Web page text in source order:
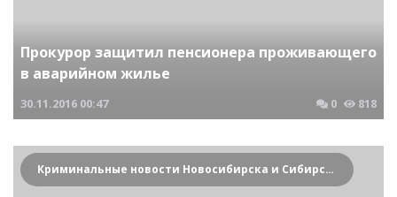
Прокурор защитил пенсионера проживающего
в аварийном жилье
30.11.2016 00:47 0 818
Криминальные новости Новосибирска и Сибирского региона